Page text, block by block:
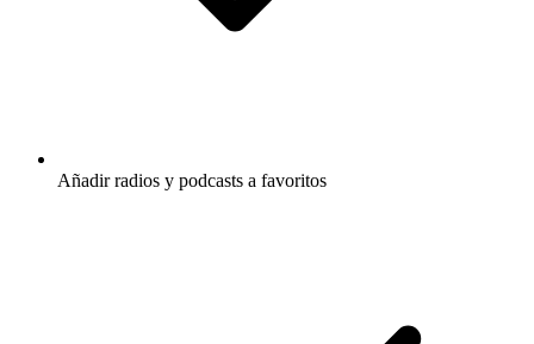
Añadir radios y podcasts a favoritos